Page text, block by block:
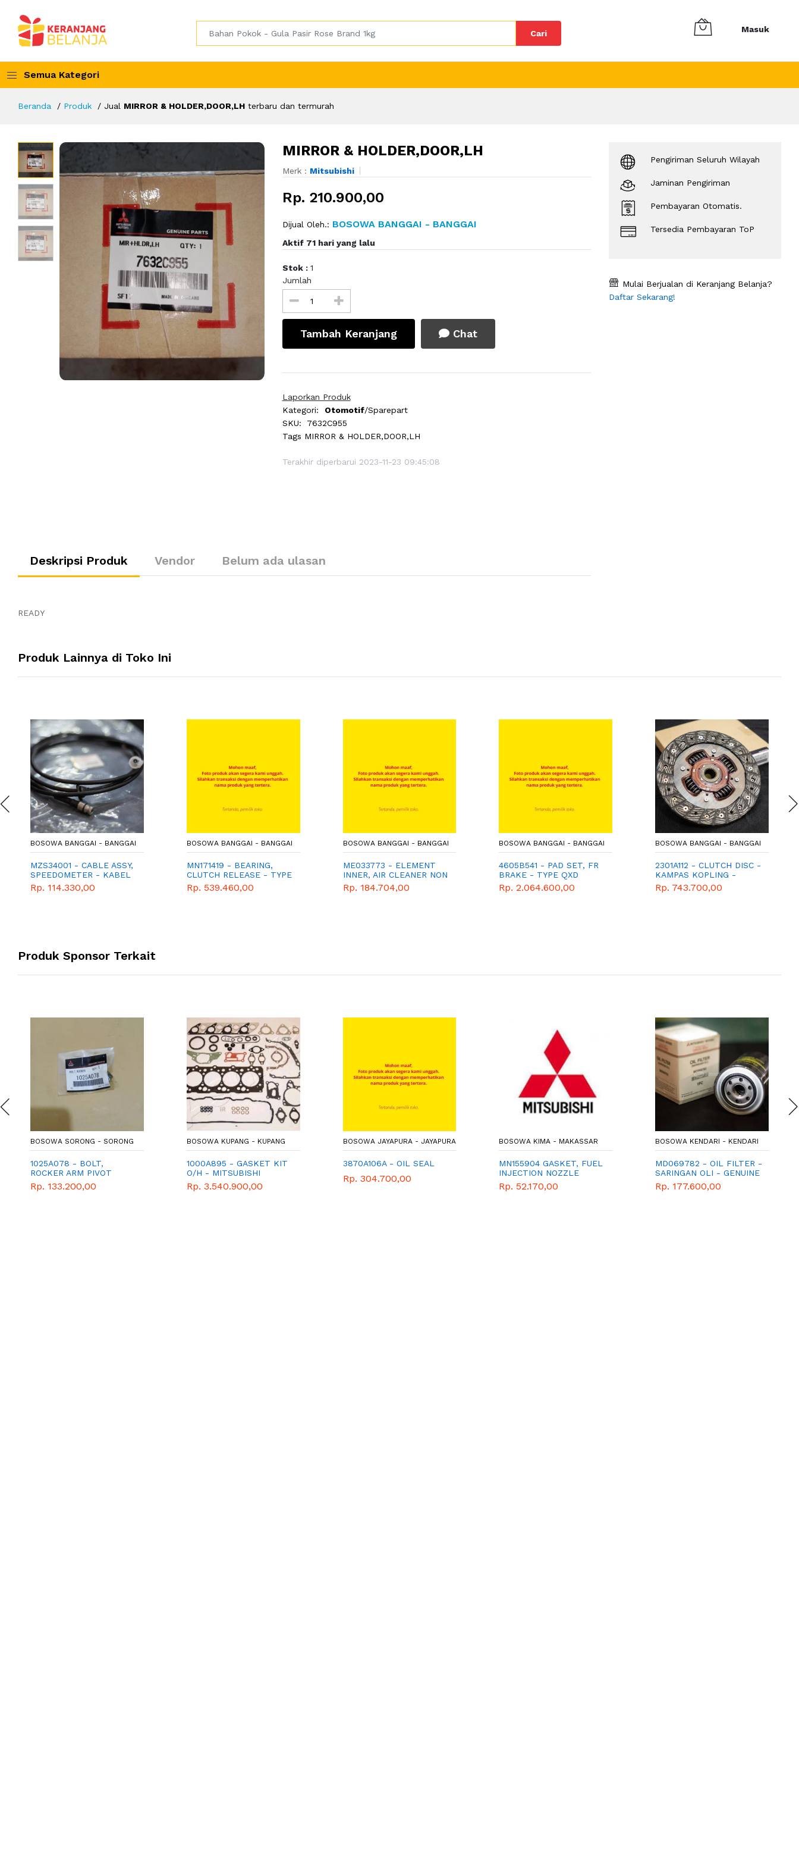
Cari Masuk
Semua Kategori
Beranda Produk Jual MIRROR & HOLDER,DOOR,LH terbaru dan termurah
MIRROR & HOLDER,DOOR,LH
Merk : Mitsubishi
Rp. 210.900,00
Dijual Oleh.: BOSOWA BANGGAI - BANGGAI
Aktif 71 hari yang lalu
Stok : 1
Jumlah
Tambah Keranjang Chat
Laporkan Produk
Kategori:
Otomotif/Sparepart
SKU:
7632C955
Tags MIRROR & HOLDER,DOOR,LH
Terakhir diperbarui 2023-11-23 09:45:08
Deskripsi Produk Vendor Belum ada ulasan
READY
Pengiriman Seluruh Wilayah
Jaminan Pengiriman
Pembayaran Otomatis.
Tersedia Pembayaran ToP
Mulai Berjualan di Keranjang Belanja?
Daftar Sekarang!
Produk Lainnya di Toko Ini
BOSOWA BANGGAI - BANGGAI
MZS34001 - CABLE ASSY,
SPEEDOMETER - KABEL
SPEEDOMETER -
GENUINE SPAREPART
Rp. 114.330,00
BOSOWA BANGGAI - BANGGAI
MN171419 - BEARING,
CLUTCH RELEASE - TYPE
KB4T
Rp. 539.460,00
BOSOWA BANGGAI - BANGGAI
ME033773 - ELEMENT
INNER, AIR CLEANER NON
- TYPE FM517
Rp. 184.704,00
BOSOWA BANGGAI - BANGGAI
4605B541 - PAD SET, FR
BRAKE - TYPE QXD
Rp. 2.064.600,00
BOSOWA BANGGAI - BANGGAI
2301A112 - CLUTCH DISC -
KAMPAS KOPLING -
GENUINE SPAREPART -
MITSUBISHI
Rp. 743.700,00
Produk Sponsor Terkait
BOSOWA SORONG - SORONG
1025A078 - BOLT,
ROCKER ARM PIVOT
Rp. 133.200,00
BOSOWA KUPANG - KUPANG
1000A895 - GASKET KIT
O/H - MITSUBISHI
Rp. 3.540.900,00
BOSOWA JAYAPURA - JAYAPURA
3870A106A - OIL SEAL
Rp. 304.700,00
BOSOWA KIMA - MAKASSAR
MN155904 GASKET, FUEL
INJECTION NOZZLE
Rp. 52.170,00
BOSOWA KENDARI - KENDARI
MD069782 - OIL FILTER -
SARINGAN OLI - GENUINE
SPAREPART MITSUBISHI
Rp. 177.600,00